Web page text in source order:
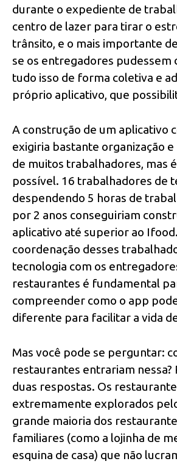
durante o expediente de
centro de lazer para tirar o
trânsito, e o mais importante
se os entregadores pudessem
tudo isso de forma coletiva e
próprio aplicativo, que
A construção de um aplicativo
exigiria bastante organização
de muitos trabalhadores, mas
possível. 16 trabalhadores de
despendendo 5 horas de
por 2 anos conseguiriam
aplicativo até superior ao
coordenação desses
tecnologia com os
restaurantes é fundamental
compreender como o app
diferente para facilitar a vida
Mas você pode se perguntar:
restaurantes entrariam nessa?
duas respostas. Os
extremamente explorados
grande maioria dos
familiares (como a lojinha de
esquina de casa) que não